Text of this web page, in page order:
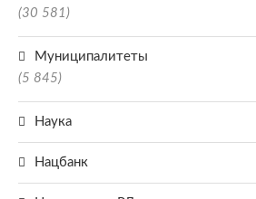
(30 581)
Муниципалитеты
(5 845)
Наука
Нацбанк